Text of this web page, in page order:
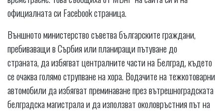
официалната си Facebook страница.
Външното министерство съветва българските граждани,
пребиваващи в Сърбия или планиращи пътуване до
страната, да избягват централните части на Белград, където
се очаква голямо струпване на хора. Водачите на тежкотоварни
автомобили да избягват преминаване през вътрешноградската
белградска магистрала и да използват околовръстния път на